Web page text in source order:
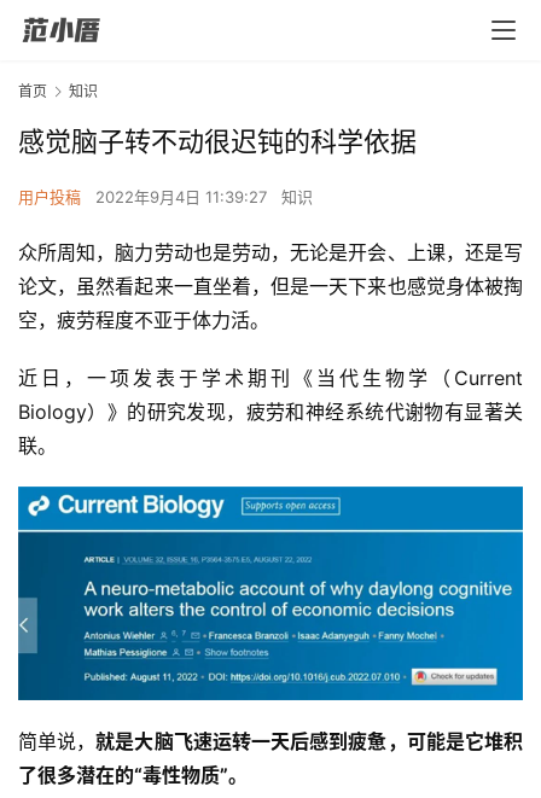
首页 知识
感觉脑子转不动很迟钝的科学依据
用户投稿 2022年9月4日 11:39:27 知识
众所周知，脑力劳动也是劳动，无论是开会、上课，还是写
论文，虽然看起来一直坐着，但是一天下来也感觉身体被掏
空，疲劳程度不亚于体力活。
近日，一项发表于学术期刊《当代生物学（Current
Biology）》的研究发现，疲劳和神经系统代谢物有显著关
联。
简单说，就是大脑飞速运转一天后感到疲惫，可能是它堆积
了很多潜在的“毒性物质”。